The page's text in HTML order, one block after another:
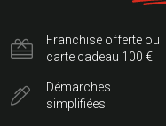
Franchise offerte ou
carte cadeau 100 €
Démarches
simplifiées